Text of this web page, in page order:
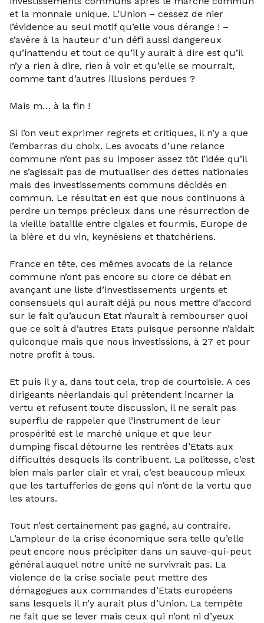
et la monnaie unique. L’Union – cessez de nier
l’évidence au seul motif qu’elle vous dérange ! –
s’avère à la hauteur d’un défi aussi dangereux
qu’inattendu et tout ce qu’il y aurait à dire est qu’il
n’y a rien à dire, rien à voir et qu’elle se mourrait,
comme tant d’autres illusions perdues ?
Mais m… à la fin !
Si l’on veut exprimer regrets et critiques, il n’y a que
l’embarras du choix. Les avocats d’une relance
commune n’ont pas su imposer assez tôt l’idée qu’il
ne s’agissait pas de mutualiser des dettes nationales
mais des investissements communs décidés en
commun. Le résultat en est que nous continuons à
perdre un temps précieux dans une résurrection de
la vieille bataille entre cigales et fourmis, Europe de
la bière et du vin, keynésiens et thatchériens.
France en tête, ces mêmes avocats de la relance
commune n’ont pas encore su clore ce débat en
avançant une liste d’investissements urgents et
consensuels qui aurait déjà pu nous mettre d’accord
sur le fait qu’aucun Etat n’aurait à rembourser quoi
que ce soit à d’autres Etats puisque personne n’aidait
quiconque mais que nous investissions, à 27 et pour
notre profit à tous.
Et puis il y a, dans tout cela, trop de courtoisie. A ces
dirigeants néerlandais qui prétendent incarner la
vertu et refusent toute discussion, il ne serait pas
superflu de rappeler que l’instrument de leur
prospérité est le marché unique et que leur
dumping fiscal détourne les rentrées d’Etats aux
difficultés desquels ils contribuent. La politesse, c’est
bien mais parler clair et vrai, c’est beaucoup mieux
que les tartufferies de gens qui n’ont de la vertu que
les atours.
Tout n’est certainement pas gagné, au contraire.
L’ampleur de la crise économique sera telle qu’elle
peut encore nous précipiter dans un sauve-qui-peut
général auquel notre unité ne survivrait pas. La
violence de la crise sociale peut mettre des
démagogues aux commandes d’Etats européens
sans lesquels il n’y aurait plus d’Union. La tempête
ne fait que se lever mais ceux qui n’ont ni d’yeux